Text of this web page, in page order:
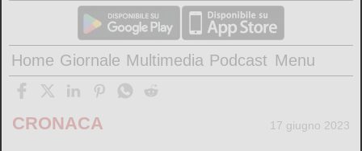
Home Giornale Multimedia Podcast Menu
CRONACA 17 giugno 2023